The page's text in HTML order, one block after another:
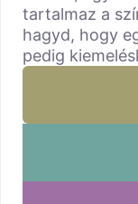
tartalmaz a
hagyd, hogy
pedig